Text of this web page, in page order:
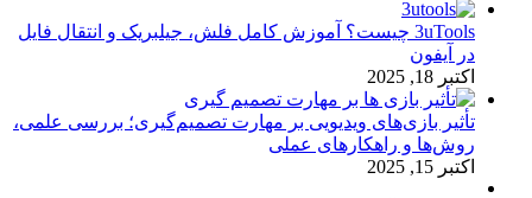
3uTools چیست؟ آموزش کامل فلش، جیلبریک و انتقال فایل
در آیفون
اکتبر 18, 2025
تأثیر بازی‌های ویدیویی بر مهارت تصمیم‌گیری؛ بررسی علمی،
روش‌ها و راهکارهای عملی
اکتبر 15, 2025